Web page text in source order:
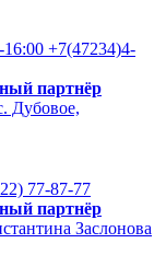
16:00 +7(47234)4-
партнёр
Дубовое,
77-87-77
партнёр
Заслонова